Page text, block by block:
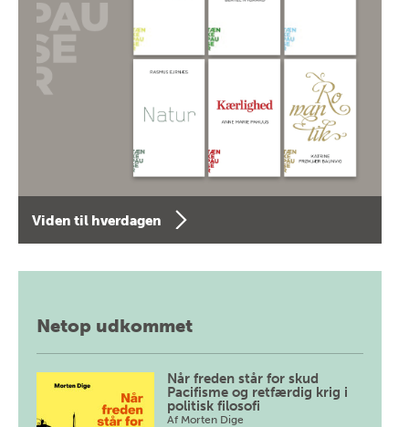
Viden til hverdagen
Netop udkommet
Når freden står for skud
Pacifisme og retfærdig krig i
politisk filosofi
Af Morten Dige